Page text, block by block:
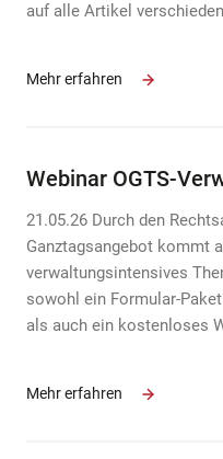
auf alle Artikel
Mehr erfahren
Webinar OGTS-
21.05.26 Durch den
Ganztagsangebot kommt
verwaltungsintensives
sowohl ein Formular-
als auch ein kostenloses
Mehr erfahren